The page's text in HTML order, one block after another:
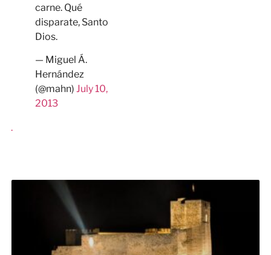
carne. Qué
disparate, Santo
Dios.
— Miguel Á.
Hernández
(@mahn) July 10,
2013
.